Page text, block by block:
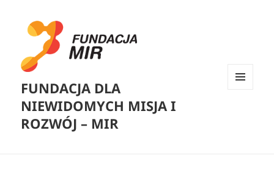
FUNDACJA DLA
NIEWIDOMYCH MISJA I
ROZWÓJ – MIR